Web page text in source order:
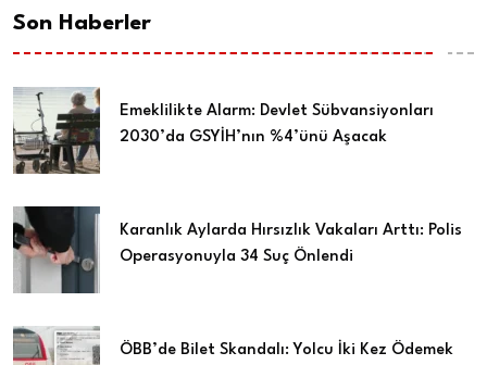
Son Haberler
Emeklilikte Alarm: Devlet Sübvansiyonları
2030’da GSYİH’nın %4’ünü Aşacak
Karanlık Aylarda Hırsızlık Vakaları Arttı: Polis
Operasyonuyla 34 Suç Önlendi
ÖBB’de Bilet Skandalı: Yolcu İki Kez Ödemek